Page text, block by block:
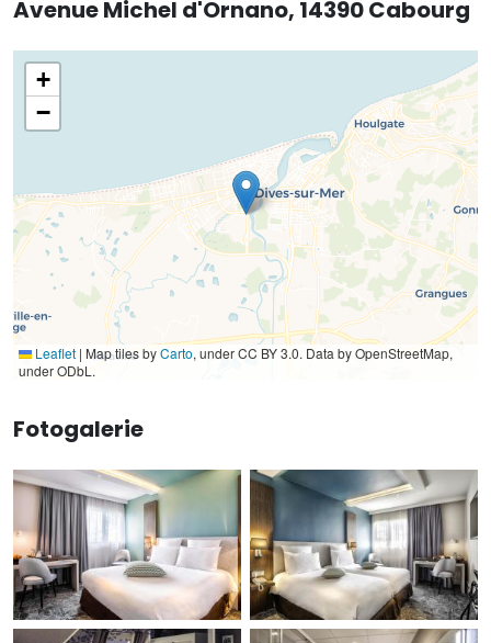
Avenue Michel d'Ornano, 14390 Cabourg
+
−
Leaflet | Map tiles byCarto, under CC BY 3.0. Data by OpenStreetMap,
under ODbL.
Fotogalerie